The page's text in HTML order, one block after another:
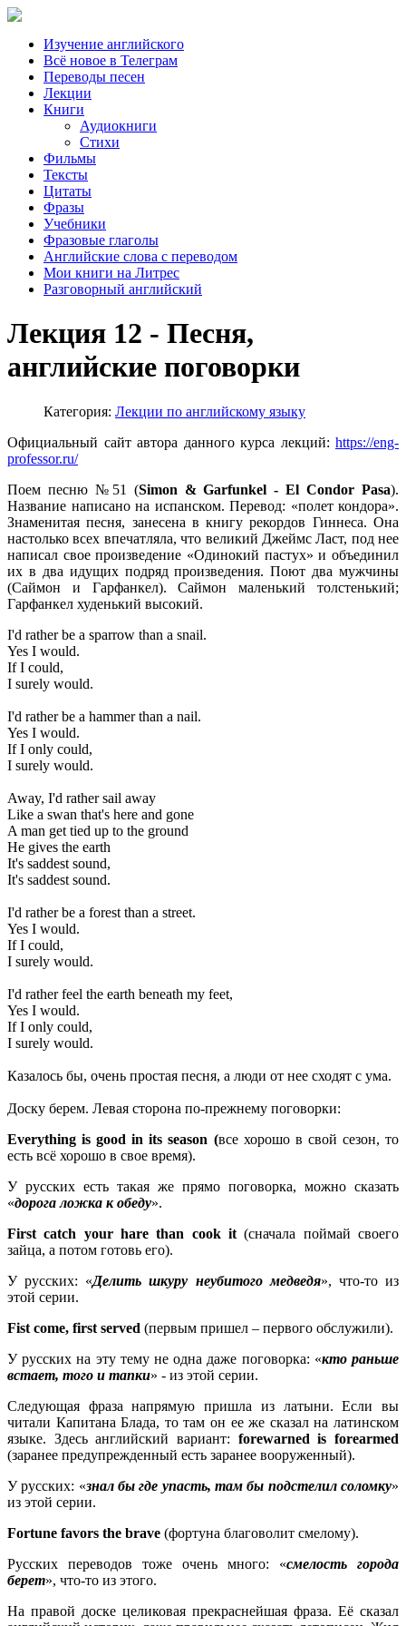
Изучение английского
Всё новое в Телеграм
Переводы песен
Лекции
Книги
Аудиокниги
Стихи
Фильмы
Тексты
Цитаты
Фразы
Учебники
Фразовые глаголы
Английские слова с переводом
Мои книги на Литрес
Разговорный английский
Лекция 12 - Песня,
английские поговорки
Категория: Лекции по английскому языку
Официальный сайт автора данного курса лекций: https://eng-
professor.ru/
Поем песню №51 (Simon & Garfunkel - El Condor Pasa).
Название написано на испанском. Перевод: «полет кондора».
Знаменитая песня, занесена в книгу рекордов Гиннеса. Она
настолько всех впечатляла, что великий Джеймс Ласт, под нее
написал свое произведение «Одинокий пастух» и объединил
их в два идущих подряд произведения. Поют два мужчины
(Саймон и Гарфанкел). Саймон маленький толстенький;
Гарфанкел худенький высокий.
I'd rather be a sparrow than a snail.
Yes I would.
If I could,
I surely would.
I'd rather be a hammer than a nail.
Yes I would.
If I only could,
I surely would.
Away, I'd rather sail away
Like a swan that's here and gone
A man get tied up to the ground
He gives the earth
It's saddest sound,
It's saddest sound.
I'd rather be a forest than a street.
Yes I would.
If I could,
I surely would.
I'd rather feel the earth beneath my feet,
Yes I would.
If I only could,
I surely would.
Казалось бы, очень простая песня, а люди от нее сходят с ума.
Доску берем. Левая сторона по-прежнему поговорки:
Everythingisgoodinitsseason (все хорошо в свой сезон, то
есть всё хорошо в свое время).
У русских есть такая же прямо поговорка, можно сказать
«дорога ложка к обеду».
Firstcatch yourharethan cookit (сначала поймай своего
зайца, а потом готовь его).
У русских: «Делить шкуру неубитого медведя», что-то из
этой серии.
Fist come, first served (первым пришел – первого обслужили).
У русских на эту тему не одна даже поговорка: «кто раньше
встает, того и тапки» - из этой серии.
Следующая фраза напрямую пришла из латыни. Если вы
читали Капитана Блада, то там он ее же сказал на латинском
языке. Здесь английский вариант: forewarnedisforearmed
(заранее предупрежденный есть заранее вооруженный).
У русских: «знал бы где упасть, там бы подстелил соломку»
из этой серии.
Fortune favors the brave (фортуна благоволит смелому).
Русских переводов тоже очень много: «смелость города
берет», что-то из этого.
На правой доске целиковая прекраснейшая фраза. Её сказал